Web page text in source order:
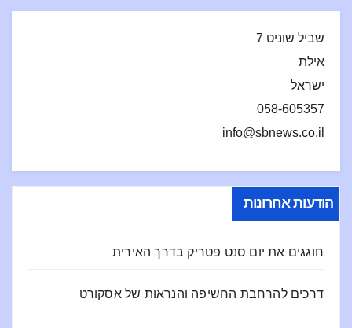
7 שביל שוניט
‏אילת
‏ישראל
‏info@sbnews.co.il
הודעות אחרונות
חוגגים את יום סנט פטריק בדרך האירית
דרכים להרחבת החשיפה והנראות של אסקורט